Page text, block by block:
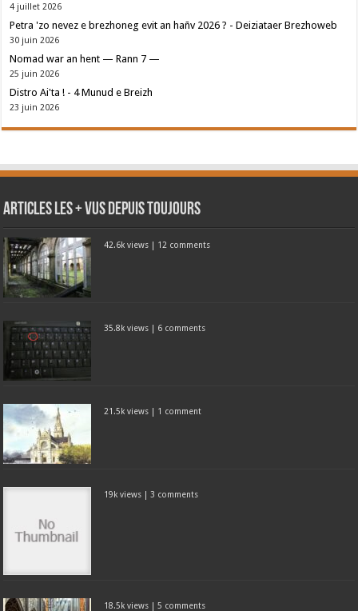
4 juillet 2026
Petra 'zo nevez e brezhoneg evit an hañv 2026 ? - Deiziataer Brezhoweb
30 juin 2026
Nomad war an hent — Rann 7 —
25 juin 2026
Distro Ai'ta ! - 4 Munud e Breizh
23 juin 2026
Articles les + vus depuis toujours
42.6k views | 12 comments
35.8k views | 6 comments
21.5k views | 1 comment
19k views | 3 comments
18.5k views |5 comments